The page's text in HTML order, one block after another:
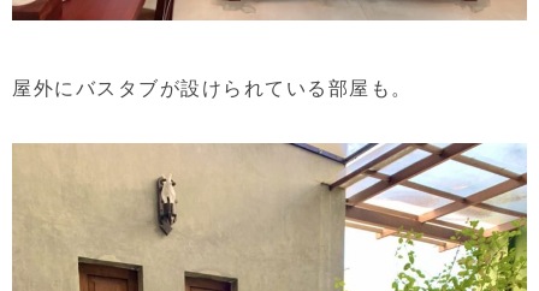
屋外にバスタブが設けられている部屋も。